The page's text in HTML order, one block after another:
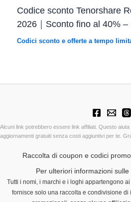
Codice sconto Tenorshare
2026｜Sconto fino al 40% –
Codici sconto e offerte a tempo
Alcuni link potrebbero essere link affiliati. Questo
aggiornamenti gratuiti senza costi aggiuntivi per te.
Raccolta di coupon e codici
Per ulteriori informazioni
Tutti i nomi, i marchi e i loghi appartengono
fornisce solo una raccolta e condivisione di